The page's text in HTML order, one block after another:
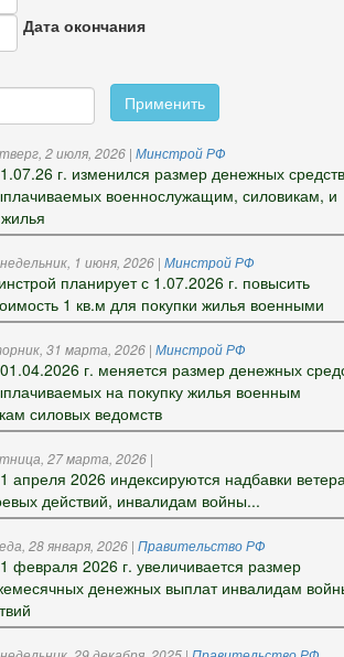
Дата окончания
Применить
2 июля, 2026| Минстрой РФ
г. изменился размер денежных
военнослужащим, силовикам, и
1 июня, 2026| Минстрой РФ
планирует с 1.07.2026 г. повысить
1 кв.м для покупки жилья военными
31 марта, 2026| Минстрой РФ
г. меняется размер денежных
на покупку жилья военным
силовых ведомств
27 марта, 2026|
апреля 2026 индексируются надбавки
действий, инвалидам войны...
28 января, 2026| Правительство РФ
февраля 2026 г. увеличивается размер
денежных выплат инвалидам